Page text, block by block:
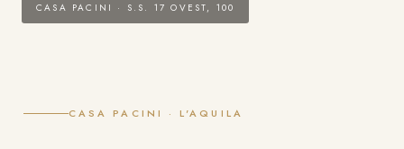
CASA PACINI · S.S. 17 OVEST, 100
CASA PACINI · L'AQUILA